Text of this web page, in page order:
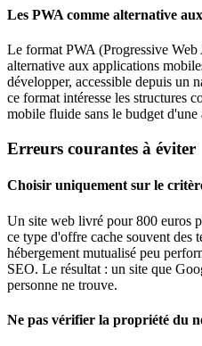
Les PWA comme alternative
Le format PWA (Progressive
alternative aux applications
développer, accessible depuis un
ce format intéresse les structures
mobile fluide sans le budget
Erreurs courantes à éviter
Choisir uniquement sur le
Un site web livré pour 800 euros
ce type d'offre cache souvent des
hébergement mutualisé peu
SEO. Le résultat : un site que
personne ne trouve.
Ne pas vérifier la propriété du